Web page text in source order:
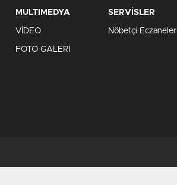
MULTIMEDYA
VİDEO
FOTO GALERİ
SERVİSLER
Nöbetçi Eczaneler